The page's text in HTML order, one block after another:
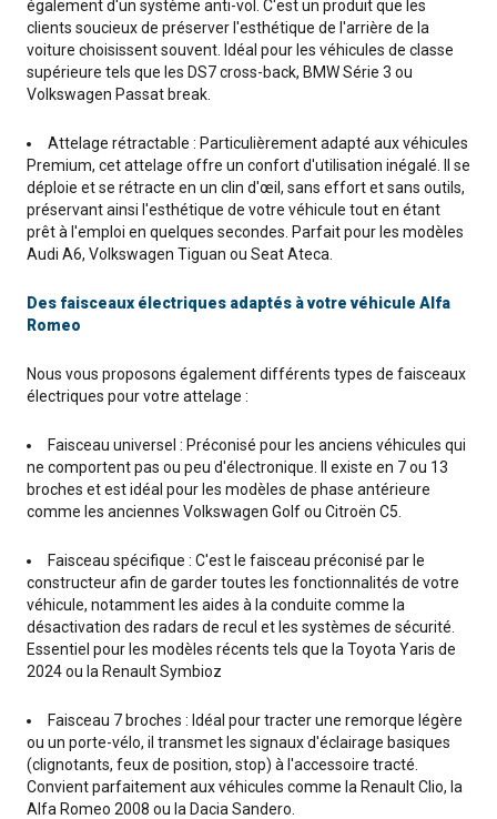
également d'un système anti-vol. C'est un produit que les
clients soucieux de préserver l'esthétique de l'arrière de la
voiture choisissent souvent. Idéal pour les véhicules de classe
supérieure tels que les DS7 cross-back, BMW Série 3 ou
Volkswagen Passat break.
Attelage rétractable : Particulièrement adapté aux véhicules
Premium, cet attelage offre un confort d'utilisation inégalé. Il se
déploie et se rétracte en un clin d'œil, sans effort et sans outils,
préservant ainsi l'esthétique de votre véhicule tout en étant
prêt à l'emploi en quelques secondes. Parfait pour les modèles
Audi A6, Volkswagen Tiguan ou Seat Ateca.
Des faisceaux électriques adaptés à votre véhicule Alfa
Romeo
Nous vous proposons également différents types de faisceaux
électriques pour votre attelage :
Faisceau universel : Préconisé pour les anciens véhicules qui
ne comportent pas ou peu d'électronique. Il existe en 7 ou 13
broches et est idéal pour les modèles de phase antérieure
comme les anciennes Volkswagen Golf ou Citroën C5.
Faisceau spécifique : C'est le faisceau préconisé par le
constructeur afin de garder toutes les fonctionnalités de votre
véhicule, notamment les aides à la conduite comme la
désactivation des radars de recul et les systèmes de sécurité.
Essentiel pour les modèles récents tels que la Toyota Yaris de
2024 ou la Renault Symbioz
Faisceau 7 broches : Idéal pour tracter une remorque légère
ou un porte-vélo, il transmet les signaux d'éclairage basiques
(clignotants, feux de position, stop) à l'accessoire tracté.
Convient parfaitement aux véhicules comme la Renault Clio, la
Alfa Romeo 2008 ou la Dacia Sandero.